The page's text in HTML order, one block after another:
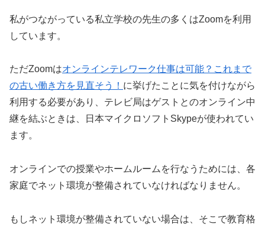
私がつながっている私立学校の先生の多くはZoomを利用
しています。
ただZoomはオンラインテレワーク仕事は可能？これまで
の古い働き方を見直そう！ に挙げたことに気を付けながら
利用する必要があり、テレビ局はゲストとのオンライン中
継を結ぶときは、日本マイクロソフトSkypeが使われてい
ます。
オンラインでの授業やホームルームを行なうためには、各
家庭でネット環境が整備されていなければなりません。
もしネット環境が整備されていない場合は、そこで教育格